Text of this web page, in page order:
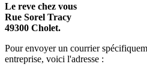
Le reve chez vous
Rue Sorel Tracy
49300 Cholet.
Pour envoyer un courrier
entreprise, voici l'adresse :